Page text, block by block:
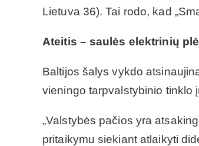
Lietuva 36). Tai rodo, kad
Ateitis – saulės elektrinių
Baltijos šalys vykdo
vieningo tarpvalstybinio tinklo
„Valstybės pačios yra
pritaikymu siekiant atlaikyti